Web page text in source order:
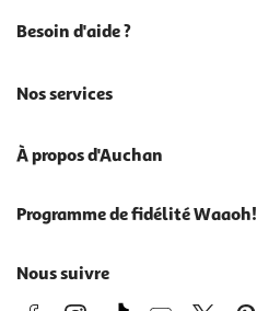
Besoin d'aide ?
Nos services
À propos d'Auchan
Programme de fidélité Waaoh!
Nous suivre